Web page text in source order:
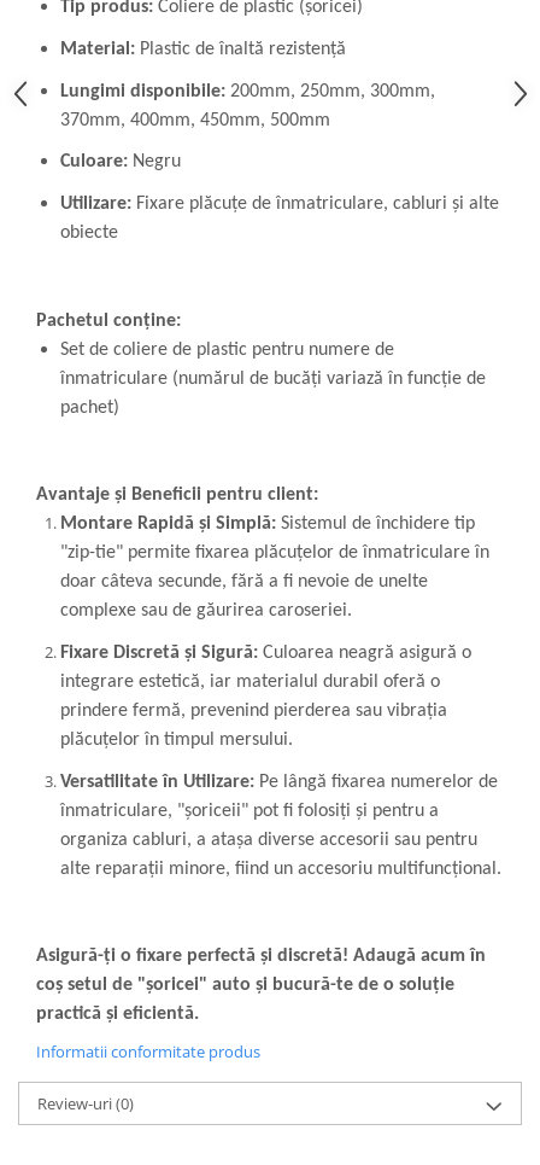
Tip produs: Coliere de plastic (șoricei)
Material: Plastic de înaltă rezistență
Lungimi disponibile: 200mm, 250mm, 300mm,
370mm, 400mm, 450mm, 500mm
Culoare: Negru
Utilizare: Fixare plăcuțe de înmatriculare, cabluri și alte
obiecte
Pachetul conține:
Set de coliere de plastic pentru numere de
înmatriculare (numărul de bucăți variază în funcție de
pachet)
Avantaje și Beneficii pentru client:
Montare Rapidă și Simplă: Sistemul de închidere tip
"zip-tie" permite fixarea plăcuțelor de înmatriculare în
doar câteva secunde, fără a fi nevoie de unelte
complexe sau de găurirea caroseriei.
Fixare Discretă și Sigură: Culoarea neagră asigură o
integrare estetică, iar materialul durabil oferă o
prindere fermă, prevenind pierderea sau vibrația
plăcuțelor în timpul mersului.
Versatilitate în Utilizare: Pe lângă fixarea numerelor de
înmatriculare, "șoriceii" pot fi folosiți și pentru a
organiza cabluri, a atașa diverse accesorii sau pentru
alte reparații minore, fiind un accesoriu multifuncțional.
Asigură-ți o fixare perfectă și discretă! Adaugă acum în
coș setul de "șoricei" auto și bucură-te de o soluție
practică și eficientă.
Informatii conformitate produs
Review-uri(0)